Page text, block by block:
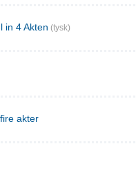
in 4 Akten (tysk)
akter